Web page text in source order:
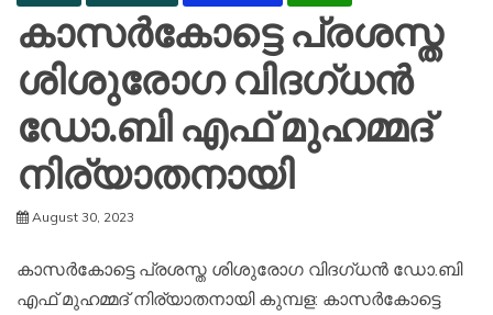
കാസർകോട്ടെ പ്രശസ്ത
ശിശുരോഗ വിദഗ്ധൻ
ഡോ.ബി എഫ് മുഹമ്മദ്
നിര്യാതനായി
August 30, 2023
കാസർകോട്ടെ പ്രശസ്ത ശിശുരോഗ വിദഗ്ധൻ ഡോ.ബി
എഫ് മുഹമ്മദ് നിര്യാതനായി കുമ്പള: കാസർകോട്ടെ